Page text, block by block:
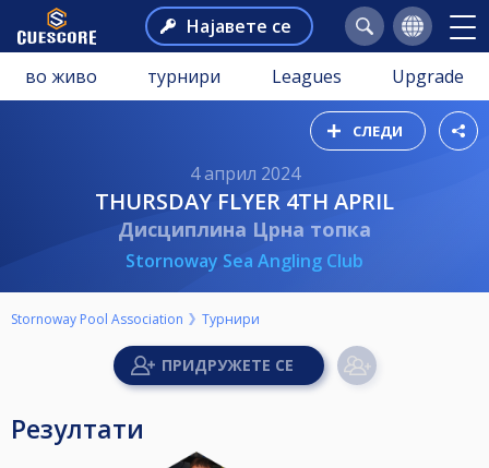
Најавете се
во живо турнири Leagues Upgrade
СЛЕДИ
4 април 2024
THURSDAY FLYER 4TH APRIL
Дисциплина Црна топка
Stornoway Sea Angling Club
Stornoway Pool Association Турнири
Резултати